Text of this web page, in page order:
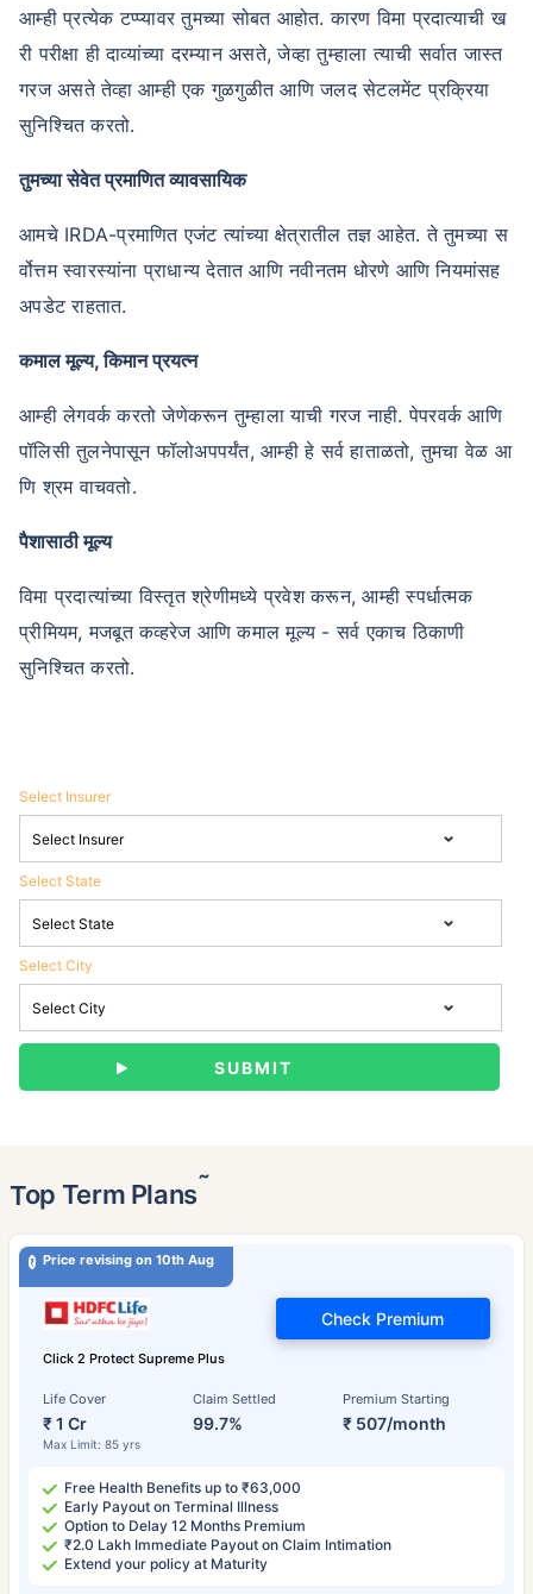
आम्ही प्रत्येक टप्प्यावर तुमच्या सोबत आहोत. कारण विमा प्रदात्याची ख
री परीक्षा ही दाव्यांच्या दरम्यान असते, जेव्हा तुम्हाला त्याची सर्वात जास्त
गरज असते तेव्हा आम्ही एक गुळगुळीत आणि जलद सेटलमेंट प्रक्रिया
सुनिश्चित करतो.
तुमच्या सेवेत प्रमाणित व्यावसायिक
आमचे IRDA-प्रमाणित एजंट त्यांच्या क्षेत्रातील तज्ञ आहेत. ते तुमच्या स
र्वोत्तम स्वारस्यांना प्राधान्य देतात आणि नवीनतम धोरणे आणि नियमांसह
अपडेट राहतात.
कमाल मूल्य, किमान प्रयत्न
आम्ही लेगवर्क करतो जेणेकरून तुम्हाला याची गरज नाही. पेपरवर्क आणि
पॉलिसी तुलनेपासून फॉलोअपपर्यंत, आम्ही हे सर्व हाताळतो, तुमचा वेळ आ
णि श्रम वाचवतो.
पैशासाठी मूल्य
विमा प्रदात्यांच्या विस्तृत श्रेणीमध्ये प्रवेश करून, आम्ही स्पर्धात्मक
प्रीमियम, मजबूत कव्हरेज आणि कमाल मूल्य - सर्व एकाच ठिकाणी
सुनिश्चित करतो.
Select Insurer
Select State
Select City
Top Term Plans˜
Price revising on 10th Aug
Click 2 Protect Supreme Plus
Life Cover
₹ 1 Cr
Max Limit: 85 yrs
Claim Settled
99.7%
Premium Starting
₹ 507/month
Check Premium
Free Health Benefits up to ₹63,000
Early Payout on Terminal Illness
Option to Delay 12 Months Premium
₹2.0 Lakh Immediate Payout on Claim Intimation
Extend your policy at Maturity